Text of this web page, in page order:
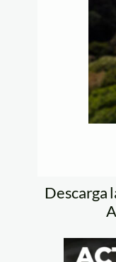
Descarga